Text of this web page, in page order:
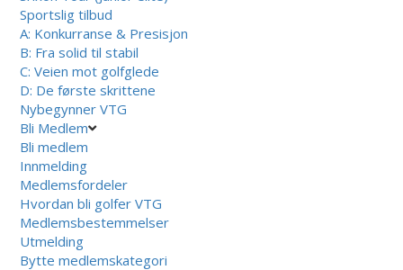
Sportslig tilbud
A: Konkurranse & Presisjon
B: Fra solid til stabil
C: Veien mot golfglede
D: De første skrittene
Nybegynner VTG
Bli Medlem
Bli medlem
Innmelding
Medlemsfordeler
Hvordan bli golfer VTG
Medlemsbestemmelser
Utmelding
Bytte medlemskategori